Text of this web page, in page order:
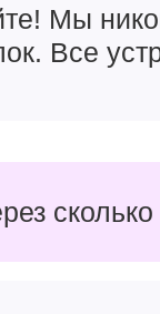
Мы
Все
сколько